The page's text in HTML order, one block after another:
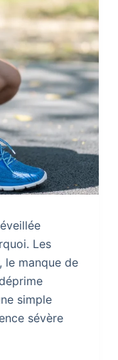
Les
le manque de
simple
sévère